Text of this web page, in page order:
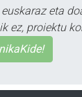
eta
ez, proiektu